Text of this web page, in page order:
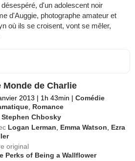
d'un adolescent noir
d'Auggie, photographe amateur et
où ils se croisent, vont se mêler,
Monde de Charlie
2013 | 1h 43min | Comédie
Romance
Stephen Chbosky
Logan Lerman Emma Watson
Ezra
original
Perks of Being a Wallflower